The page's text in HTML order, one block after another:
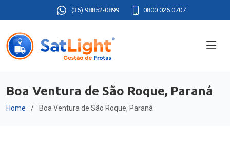
(35) 98852-0899 0800 026 0707
Boa Ventura de São Roque, Paraná
Home Boa Ventura de São Roque, Paraná